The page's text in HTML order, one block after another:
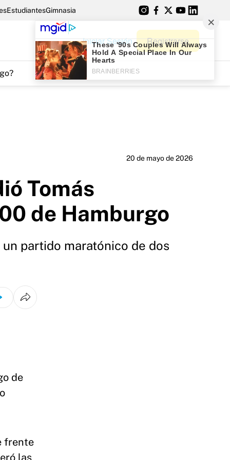
EstudiantesGimnasia
Iniciar Sesión Registrarse
20 de mayo de 2026
Tomás
de Hamburgo
partido maratónico de dos
de
frente
las